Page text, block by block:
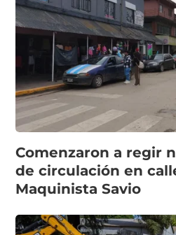
Comenzaron a regir
de circulación en
Maquinista Savio